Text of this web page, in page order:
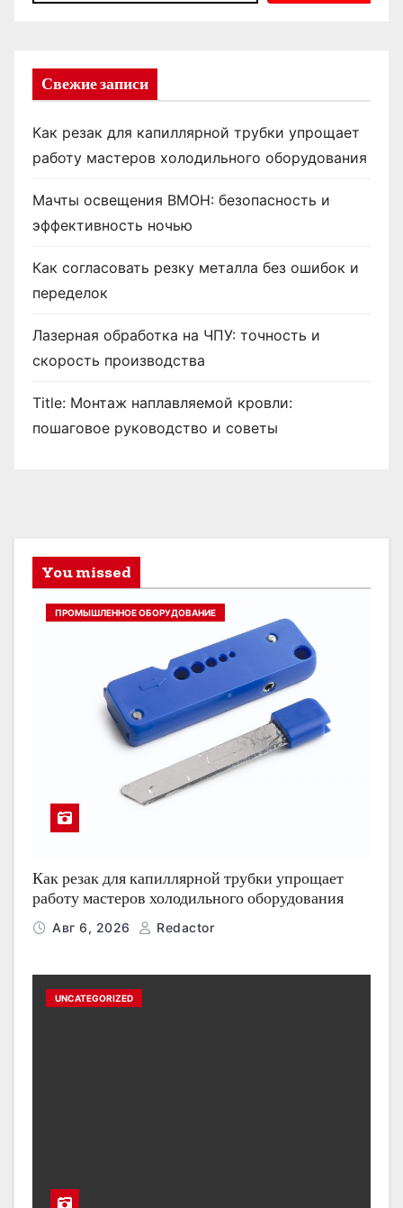
Свежие записи
Как резак для капиллярной трубки упрощает
работу мастеров холодильного оборудования
Мачты освещения ВМОН: безопасность и
эффективность ночью
Как согласовать резку металла без ошибок и
переделок
Лазерная обработка на ЧПУ: точность и
скорость производства
Title: Монтаж наплавляемой кровли:
пошаговое руководство и советы
You missed
ПРОМЫШЛЕННОЕ ОБОРУДОВАНИЕ
Как резак для капиллярной трубки упрощает
работу мастеров холодильного оборудования
Авг 6, 2026 Redactor
UNCATEGORIZED